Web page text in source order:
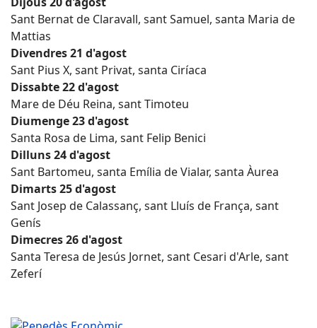
Sant Bernat de Claravall, sant Samuel, santa Maria de
Mattias
Divendres 21 d'agost
Sant Pius X, sant Privat, santa Ciríaca
Dissabte 22 d'agost
Mare de Déu Reina, sant Timoteu
Diumenge 23 d'agost
Santa Rosa de Lima, sant Felip Benici
Dilluns 24 d'agost
Sant Bartomeu, santa Emília de Vialar, santa Àurea
Dimarts 25 d'agost
Sant Josep de Calassanç, sant Lluís de França, sant
Genís
Dimecres 26 d'agost
Santa Teresa de Jesús Jornet, sant Cesari d'Arle, sant
Zeferí